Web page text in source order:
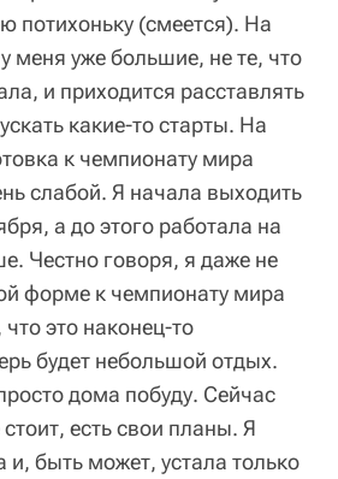
потихоньку (смеется). На
меня уже большие, не те, что
и приходится расставлять
какие-то старты. На
к чемпионату мира
слабой. Я начала выходить
а до этого работала на
Честно говоря, я даже не
форме к чемпионату мира
это наконец-то
будет небольшой отдых.
дома побуду. Сейчас
есть свои планы. Я
и, быть может, устала только